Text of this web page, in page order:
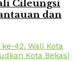
Cileungsi
dan